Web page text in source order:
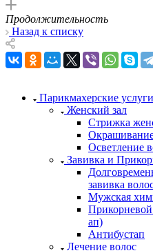
Продолжительность
Назад к списку
Парикмахерские услуги
Женский зал
Стрижка
Осветление
Завивка и
завивка
Мужская
ап)
Антибустап
Лечение волос